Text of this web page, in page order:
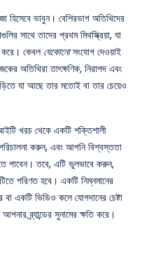
ভাবুন। বেশিরভাগ অতিথিদের
সাথে তাদের প্রথম মিথস্ক্রিয়া, যা
করে। কেবল যেকোনোসংযোগ দেওয়াই
অতিথিরা তাৎক্ষণিক, নিরাপদ এবং
যা আছে তার মতোই বা তার চেয়েও
খরচ থেকে একটি শক্তিশালী
করুন, এবং আপনি বিশ্বস্ততা
পাবেন। তবে, এটি ভুলভাবে করুন,
পরিণত হবে। একটি নিম্নমানের
একটি ভিডিও কলে যোগদানের চেষ্টা
ব্র্যান্ডের সুনামের ক্ষতি করে।